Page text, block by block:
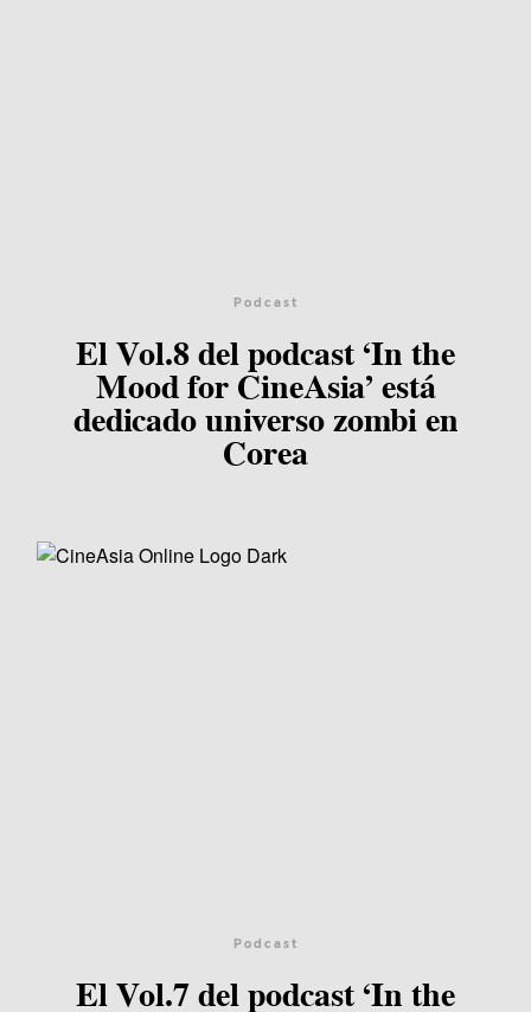
Podcast
El Vol.8 del podcast ‘In the
Mood for CineAsia’ está
dedicado universo zombi en
Corea
Podcast
El Vol.7 del podcast ‘In the